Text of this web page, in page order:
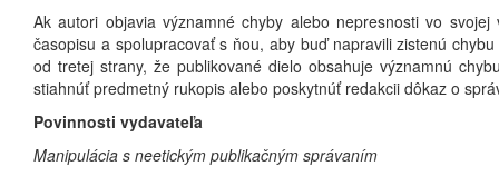
Ak autori objavia významné chyby alebo nepresnosti vo
časopisu a spolupracovať s ňou, aby buď napravili zistenú
od tretej strany, že publikované dielo obsahuje významnú
stiahnúť predmetný rukopis alebo poskytnúť redakcii dôkaz o
Povinnosti vydavateľa
Manipulácia s neetickým publikačným správaním